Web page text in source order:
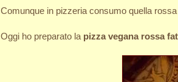
Comunque in pizzeria consumo quella
Oggi ho preparato la pizza vegana rossa